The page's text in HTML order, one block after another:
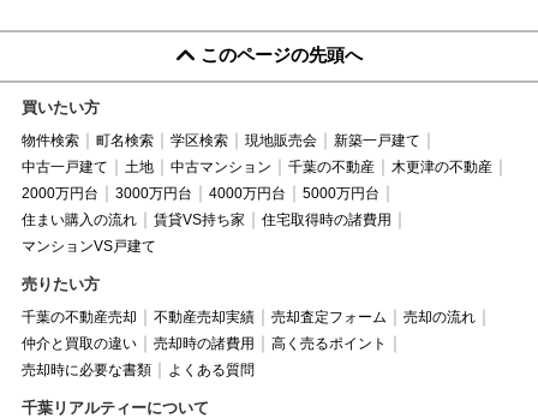
このページの先頭へ
買いたい方
物件検索 町名検索 学区検索 現地販売会
新築一戸建て
中古一戸建て
土地 中古マンション 千葉の不動産
木更津の不動産
2000万円台
3000万円台 4000万円台
5000万円台
住まい購入の流れ
賃貸VS持ち家
住宅取得時の諸費用
マンションVS戸建て
売りたい方
千葉の不動産売却 不動産売却実績 売却査定フォーム
売却の流れ
仲介と買取の違い
売却時の諸費用
高く売るポイント
売却時に必要な書類
よくある質問
千葉リアルティーについて